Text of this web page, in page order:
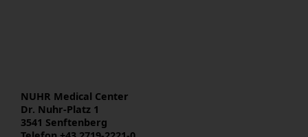
NUHR Medical Center
Dr. Nuhr-Platz 1
3541 Senftenberg